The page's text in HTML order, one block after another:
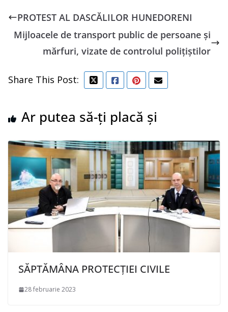
PROTEST AL DASCĂLILOR HUNEDORENI
Mijloacele de transport public de persoane şi
mărfuri, vizate de controlul polițiștilor
Share This Post:
Ar putea să-ți placă și
SĂPTĂMÂNA PROTECȚIEI CIVILE
28 februarie 2023